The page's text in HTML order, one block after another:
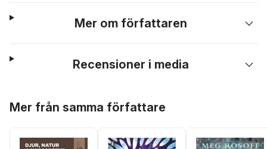
Mer om författaren
Recensioner i media
Mer från samma författare